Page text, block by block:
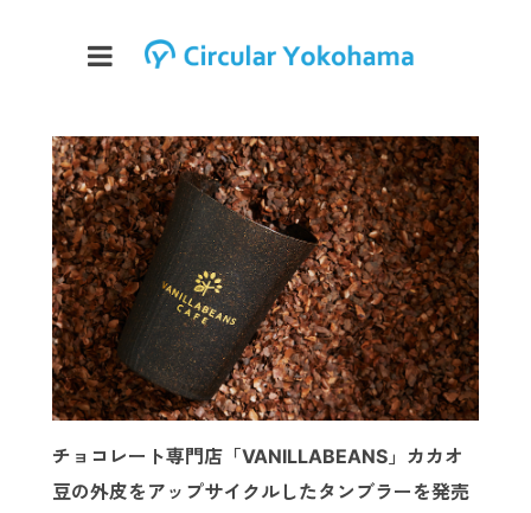
チョコレート専門店「VANILLABEANS」カカオ
豆の外皮をアップサイクルしたタンブラーを発売